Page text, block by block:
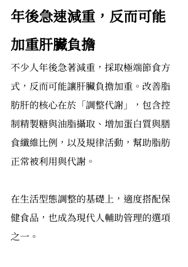
年後急速減重，反而可能
加重肝臟負擔
不少人年後急著減重，採取極端節食方
式，反而可能讓肝臟負擔加重。改善脂
肪肝的核心在於「調整代謝」，包含控
制精製糖與油脂攝取、增加蛋白質與膳
食纖維比例，以及規律活動，幫助脂肪
正常被利用與代謝。
在生活型態調整的基礎上，適度搭配保
健食品，也成為現代人輔助管理的選項
之一。